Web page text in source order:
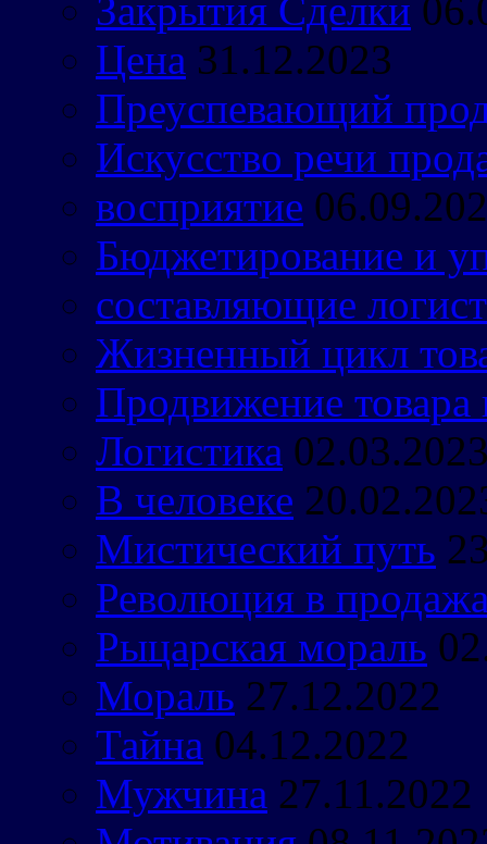
Закрытия Сделки
Цена 31.12.2023
Преуспевающий
Искусство речи
восприятие
Бюджетирование и
составляющие
Жизненный цикл
Продвижение
Логистика
В человеке
Мистический путь
Революция в
Рыцарская мораль
Мораль 27.12.2022
Тайна 04.12.2022
Мужчина 27.11.2022